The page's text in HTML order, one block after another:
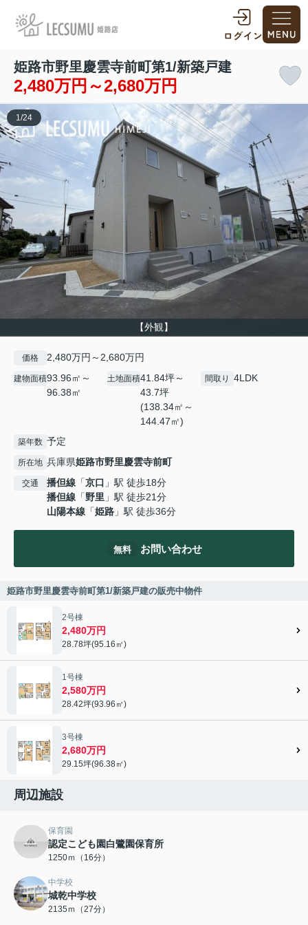
姫路市野里慶雲寺前町第1/新築戸建
2,480万円～2,680万円
【外観】
1 /24
価格 2,480万円～2,680万円
建物面積93.96㎡～
96.38㎡
土地面積41.84坪～
43.7坪
(138.34㎡～
144.47㎡)
間取り 4LDK
築年数 予定
所在地 兵庫県姫路市野里慶雲寺前町
交通 播但線 「京口 」駅 徒歩18分
播但線 「野里 」駅 徒歩21分
山陽本線 「姫路 」駅 徒歩36分
無料 お問い合わせ
姫路市野里慶雲寺前町第1/新築戸建の販売中物件
2号棟
2,480万円
28.78坪(95.16㎡)
1号棟
2,580万円
28.42坪(93.96㎡)
3号棟
2,680万円
29.15坪(96.38㎡)
周辺施設
保育園
認定こども園白鷺園保育所
1250ｍ（16分）
中学校
城乾中学校
2135ｍ（27分）